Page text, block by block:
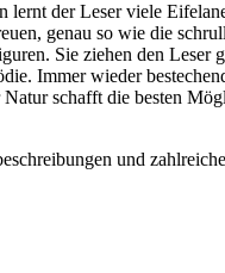
der Leser viele
genau so wie die
Sie ziehen den Leser
Immer wieder
schafft die besten
und